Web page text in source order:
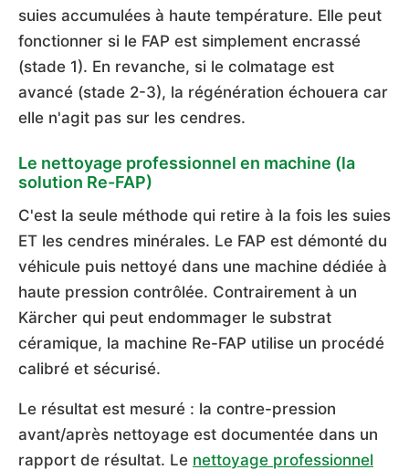
suies accumulées à haute température. Elle peut
fonctionner si le FAP est simplement encrassé
(stade 1). En revanche, si le colmatage est
avancé (stade 2-3), la régénération échouera car
elle n'agit pas sur les cendres.
Le nettoyage professionnel en machine (la
solution Re-FAP)
C'est la seule méthode qui retire à la fois les suies
ET les cendres minérales. Le FAP est démonté du
véhicule puis nettoyé dans une machine dédiée à
haute pression contrôlée. Contrairement à un
Kärcher qui peut endommager le substrat
céramique, la machine Re-FAP utilise un procédé
calibré et sécurisé.
Le résultat est mesuré : la contre-pression
avant/après nettoyage est documentée dans un
rapport de résultat. Le nettoyage professionnel